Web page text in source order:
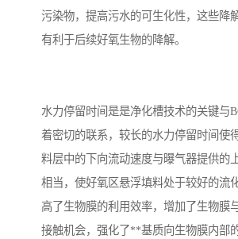
污染物，提高污水的可生化性，这些降
有利于后续好氧生物的降解。
水力停留时间是是净化槽技术的关键与
着密切的联系，较长的水力停留时间使
料层中的下向流动速度与曝气器提供的
相当，使好氧区悬浮填料处于较好的流
高了生物膜的利用效率，增加了生物膜
接触机会，强化了**基质向生物膜内部